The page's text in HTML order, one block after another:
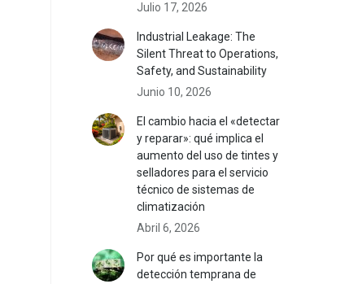
Julio 17, 2026
Industrial Leakage: The
Silent Threat to Operations,
Safety, and Sustainability
Junio 10, 2026
El cambio hacia el «detectar
y reparar»: qué implica el
aumento del uso de tintes y
selladores para el servicio
técnico de sistemas de
climatización
Abril 6, 2026
Por qué es importante la
detección temprana de